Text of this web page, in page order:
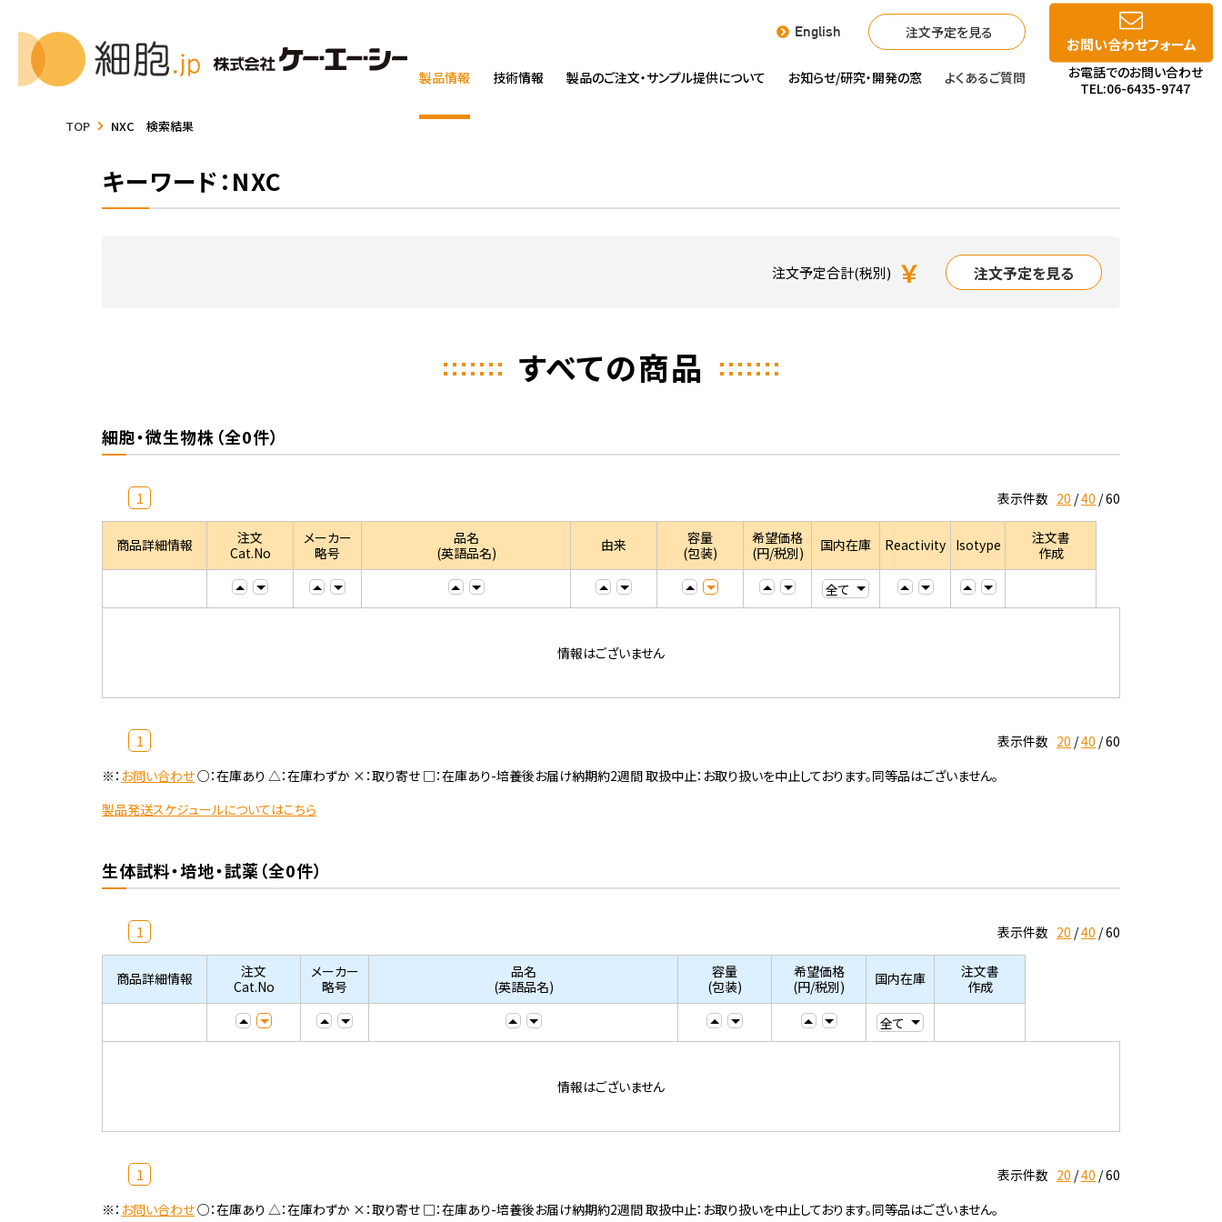
English 注文予定を見る
製品情報 技術情報 製品のご注文・サンプル提供について お知らせ/研究・開発の窓 よくあるご質問
お問い合わせフォーム
お電話でのお問い合わせ
TEL:06-6435-9747
TOP NXC 検索結果
キーワード：NXC
注文予定合計(税別) ￥ 注文予定を見る
すべての商品
細胞・微生物株（全0件）
1 表示件数 20 40 60
商品詳細情報
注文
Cat.No
メーカー
略号
品名
(英語品名)
由来
容量
(包装)
希望価格
(円/税別)
国内在庫 Reactivity Isotype
注文書
作成
情報はございません
1 表示件数 20 40 60
※： お問い合わせ○：在庫あり △：在庫わずか ×：取り寄せ □：在庫あり-培養後お届け納期約2週間 取扱中止：お取り扱いを中止しております。同等品はございません。
製品発送スケジュールについてはこちら
生体試料・培地・試薬（全0件）
1 表示件数 20 40 60
商品詳細情報
注文
Cat.No
メーカー
略号
品名
(英語品名)
容量
(包装)
希望価格
(円/税別)
国内在庫
注文書
作成
情報はございません
1 表示件数 20 40 60
※： お問い合わせ○：在庫あり △：在庫わずか ×：取り寄せ □：在庫あり-培養後お届け納期約2週間 取扱中止：お取り扱いを中止しております。同等品はございません。